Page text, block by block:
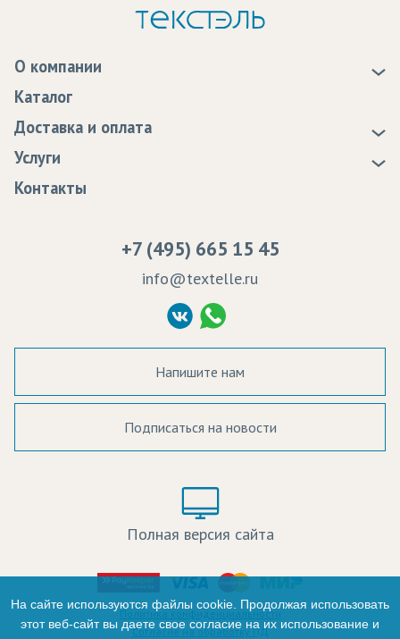
О компании
Статьи
Программа лояльности
Сертификаты качества
Судебные решения
Политика Конфиденциальности
Согласие на обработку ПД
Каталог
Доставка и оплата
Доставка
Оплата
Услуги
Образцы
Контакты
+7 (495) 665 15 45
info@textelle.ru
Напишите нам
Подписаться на новости
Полная версия сайта
Политика конфиденциальности
Согласие на обработку ПД
-
На сайте используются файлы cookie. Продолжая использовать
этот веб-сайт вы даете свое согласие на их использование и